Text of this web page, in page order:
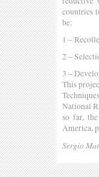
countries
be:
1 –
2 –
3 –
This
National
so far,
America,
Sergio